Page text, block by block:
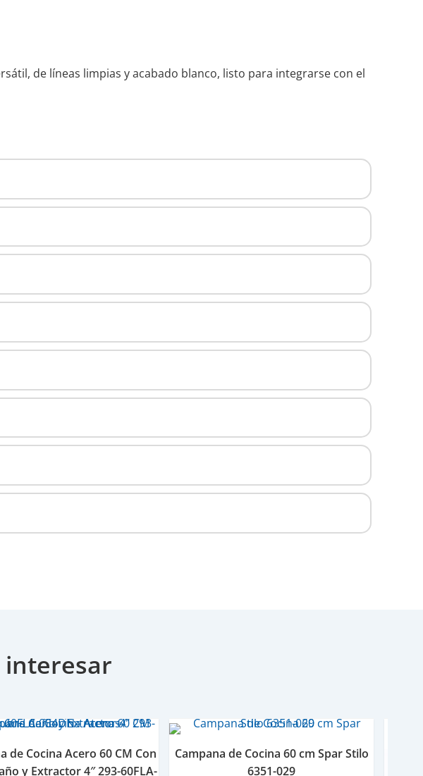
de líneas limpias y acabado blanco, listo para integrarse con el
de Cocina Acero 60 CM Con
y Extractor 4″ 293-60FLA-
Campana de Cocina 60 cm Spar Stilo
6351-029